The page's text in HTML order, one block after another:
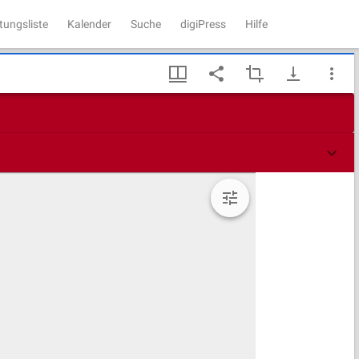
Kalender Suche digiPress Hilfe